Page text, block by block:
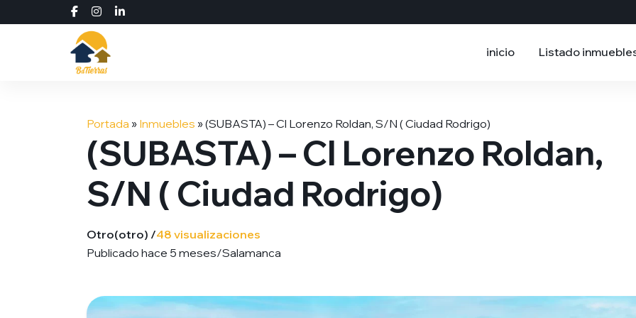
inicio Listado
Portada » Inmuebles »(SUBASTA) – Cl Lorenzo Roldan, S/N ( Ciudad Rodrigo)
(SUBASTA) – Cl Lorenzo Roldan,
S/N ( Ciudad Rodrigo)
Otro(otro) /48 visualizaciones
Publicado hace 5 meses/Salamanca